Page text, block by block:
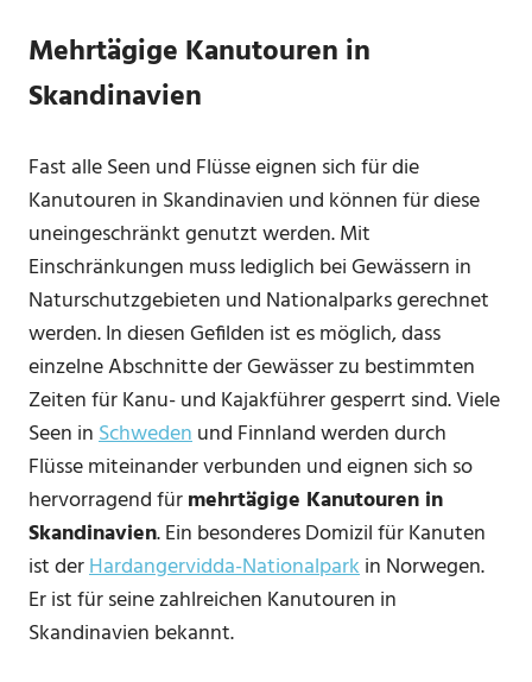
Mehrtägige Kanutouren in
Skandinavien
Fast alle Seen und Flüsse eignen sich für die
Kanutouren in Skandinavien und können für diese
uneingeschränkt genutzt werden. Mit
Einschränkungen muss lediglich bei Gewässern in
Naturschutzgebieten und Nationalparks gerechnet
werden. In diesen Gefilden ist es möglich, dass
einzelne Abschnitte der Gewässer zu bestimmten
Zeiten für Kanu- und Kajakführer gesperrt sind. Viele
Seen inSchwedenund Finnland werden durch
Flüsse miteinander verbunden und eignen sich so
hervorragend fürmehrtägige Kanutouren in
Skandinavien. Ein besonderes Domizil für Kanuten
ist derHardangervidda-Nationalparkin Norwegen.
Er ist für seine zahlreichen Kanutouren in
Skandinavien bekannt.